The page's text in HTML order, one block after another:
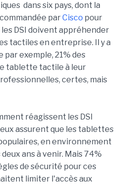
dans six pays, dont la
parCisco pour
DSI doivent appréhender
tactiles en entreprise. Il y a
par exemple, 21% des
tablette tactile à leur
certes, mais
réagissent les DSI
assurent que les tablettes
en environnement
ans à venir. Mais 74%
de sécurité pour ces
limiter l'accès aux